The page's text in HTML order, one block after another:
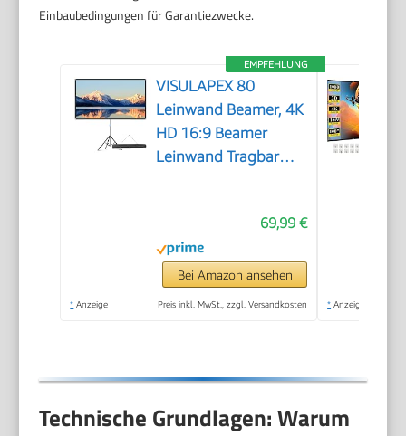
Einbaubedingungen für Garantiezwecke.
EMPFEHLUNG
VISULAPEX 80
Leinwand Beamer, 4K
HD 16:9 Beamer
Leinwand Tragbar
Ideal für Heimkino,
Camping und
Freizeitveranstaltungen
69,99 €
Bei Amazon ansehen
* Anzeige Preis inkl. MwSt., zzgl. Versandkosten * Anzeige
Technische Grundlagen: Warum